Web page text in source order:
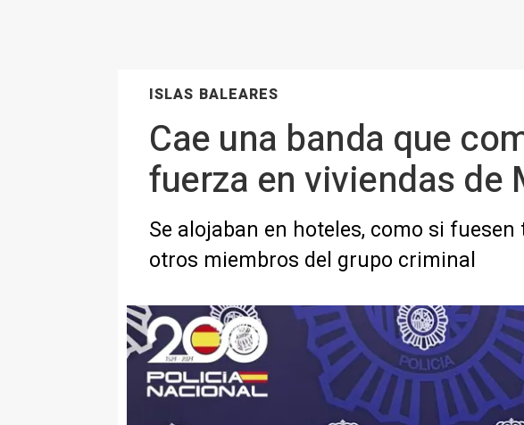
ISLAS BALEARES
Cae una banda que
fuerza en viviendas de
Se alojaban en hoteles, como si
otros miembros del grupo criminal